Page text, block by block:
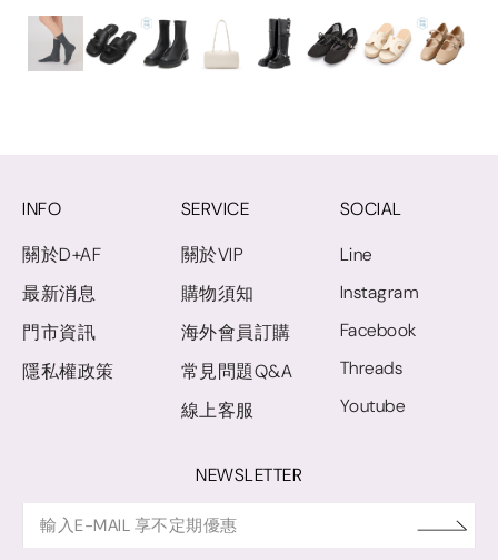
INFO
關於D+AF
最新消息
門市資訊
隱私權政策
SERVICE
關於VIP
購物須知
海外會員訂購
常見問題Q&A
線上客服
SOCIAL
Line
Instagram
Facebook
Threads
Youtube
NEWSLETTER